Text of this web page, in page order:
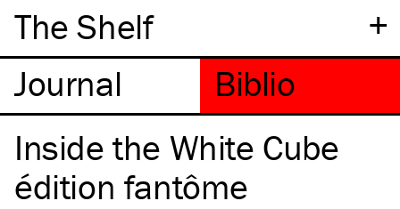
+
The Shelf
Inside the White Cube
édition fantôme